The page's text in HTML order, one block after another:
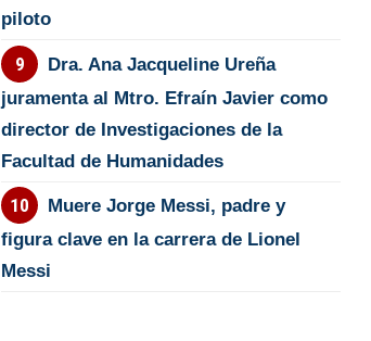
piloto
Dra. Ana Jacqueline Ureña
juramenta al Mtro. Efraín Javier como
director de Investigaciones de la
Facultad de Humanidades
Muere Jorge Messi, padre y
figura clave en la carrera de Lionel
Messi